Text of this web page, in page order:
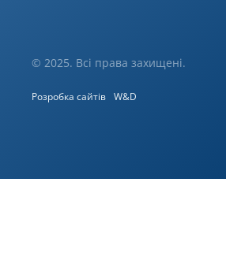
© 2025. Всі права захищені.
Розробка сайтів W&D